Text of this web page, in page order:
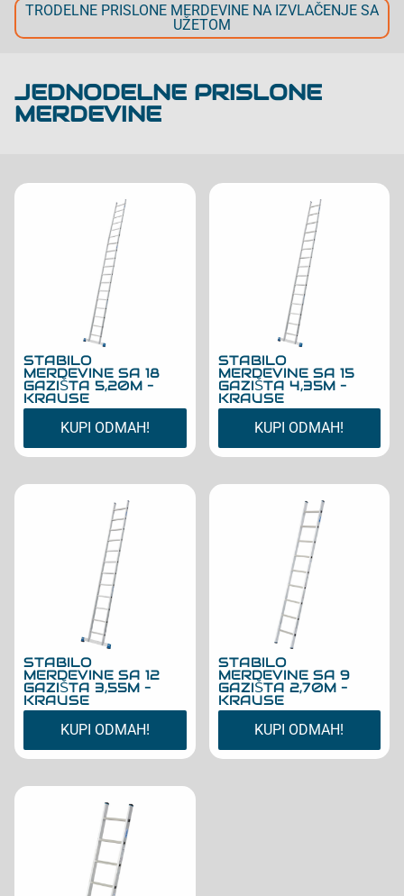
TRODELNE PRISLONE MERDEVINE NA IZVLAČENJE SA
UŽETOM
JEDNODELNE PRISLONE
MERDEVINE
STABILO
MERDEVINE SA 18
GAZIŠTA 5,20M –
KRAUSE
KUPI ODMAH!
STABILO
MERDEVINE SA 15
GAZIŠTA 4,35M –
KRAUSE
KUPI ODMAH!
STABILO
MERDEVINE SA 12
GAZIŠTA 3,55M –
KRAUSE
KUPI ODMAH!
STABILO
MERDEVINE SA 9
GAZIŠTA 2,70M –
KRAUSE
KUPI ODMAH!